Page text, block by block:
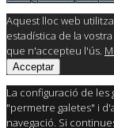
Aquest lloc web
estadística de la
que n'accepteu l'ús.
Acceptar
La configuració de les
"permetre galetes" i
navegació. Si